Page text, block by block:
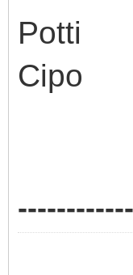
Potti
Cipo